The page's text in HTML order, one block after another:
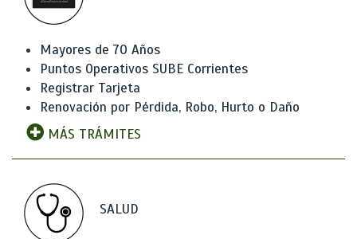
Mayores de 70 Años
Puntos Operativos SUBE Corrientes
Registrar Tarjeta
Renovación por Pérdida, Robo, Hurto o Daño
MÁS TRÁMITES
SALUD